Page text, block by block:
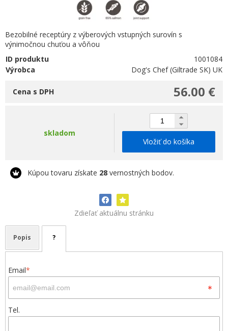
Bezobilné receptúry z výberových vstupných surovín s
výnimočnou chuťou a vôňou
ID produktu
1001084
Výrobca
Dog's Chef (Giltrade SK) UK
56.00 €
Cena s DPH
skladom
Vložiť do košíka
Kúpou tovaru získate 28 vernostných bodov.
Zdieľať aktuálnu stránku
Popis ?
Email*
Tel.